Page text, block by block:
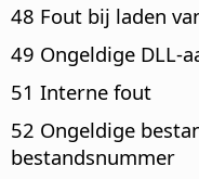
48 Fout bij laden
49 Ongeldige DLL-
51 Interne fout
52 Ongeldige
bestandsnummer